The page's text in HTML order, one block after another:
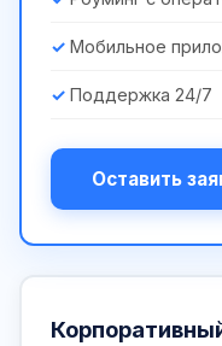
Мобильное
Поддержка 24/7
Оставить